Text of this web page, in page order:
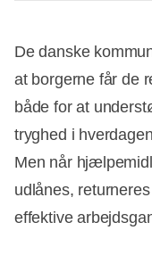
De danske
at borgerne får de
både for at
tryghed i
Men når
udlånes,
effektive